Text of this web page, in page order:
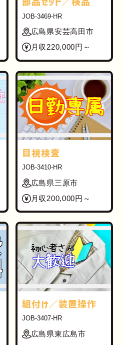
JOB-3469-HR
広島県安芸高田市
月収220,000円～
目視検査
JOB-3410-HR
広島県三原市
月収200,000円～
組付け／装置操作
JOB-3407-HR
広島県東広島市